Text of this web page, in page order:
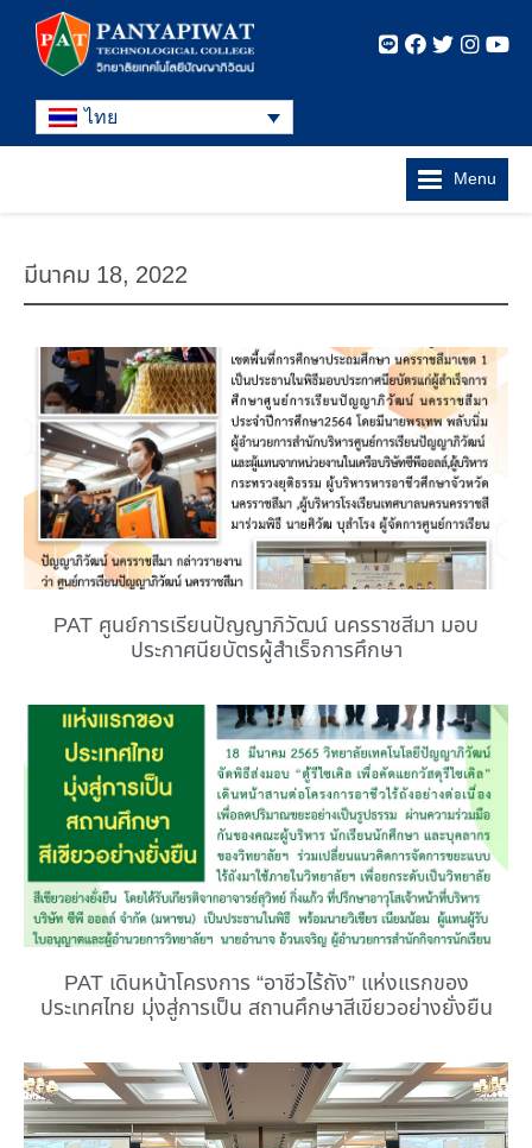
ไทย
Menu
มีนาคม 18, 2022
PAT ศูนย์การเรียนปัญญาภิวัฒน์ นครราชสีมา มอบ
ประกาศนียบัตรผู้สำเร็จการศึกษา
PAT เดินหน้าโครงการ “อาชีวไร้ถัง” แห่งแรกของ
ประเทศไทย มุ่งสู่การเป็น สถานศึกษาสีเขียวอย่างยั่งยืน